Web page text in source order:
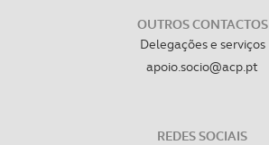
OUTROS CONTACTOS
Delegações e serviços
apoio.socio@acp.pt
REDES SOCIAIS